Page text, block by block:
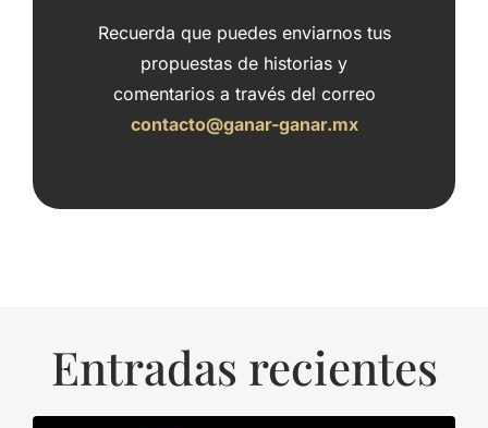
Recuerda que puedes enviarnos tus
propuestas de historias y
comentarios a través del correo
contacto@ganar-ganar.mx
Entradas recientes